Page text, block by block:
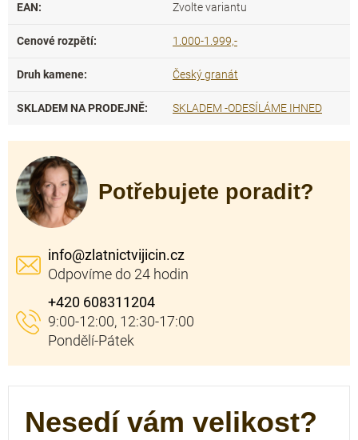
EAN: Zvolte variantu
Cenové rozpětí: 1.000-1.999,-
Druh kamene: Český granát
SKLADEM NA PRODEJNĚ: SKLADEM -ODESÍLÁME IHNED
Potřebujete poradit?
info@zlatnictvijicin.cz
+420 608311204
Nesedí vám velikost?